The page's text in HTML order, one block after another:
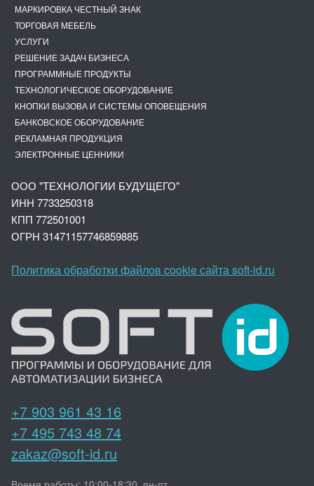
МАРКИРОВКА ЧЕСТНЫЙ ЗНАК
ТОРГОВАЯ МЕБЕЛЬ
УСЛУГИ
РЕШЕНИЕ ЗАДАЧ БИЗНЕСА
ПРОГРАММНЫЕ ПРОДУКТЫ
ТЕХНОЛОГИЧЕСКОЕ ОБОРУДОВАНИЕ
КНОПКИ ВЫЗОВА И СИСТЕМЫ ОПОВЕЩЕНИЯ
БАНКОВСКОЕ ОБОРУДОВАНИЕ
РЕКЛАМНАЯ ПРОДУКЦИЯ
ЭЛЕКТРОННЫЕ ЦЕННИКИ
ООО "ТЕХНОЛОГИИ БУДУЩЕГО"
ИНН 7733250318
КПП 772501001
ОГРН 31471157746859885
Политика обработки файлов cookie сайта soft-id.ru
+7 903 961 43 16
+7 495 743 48 74
zakaz@soft-id.ru